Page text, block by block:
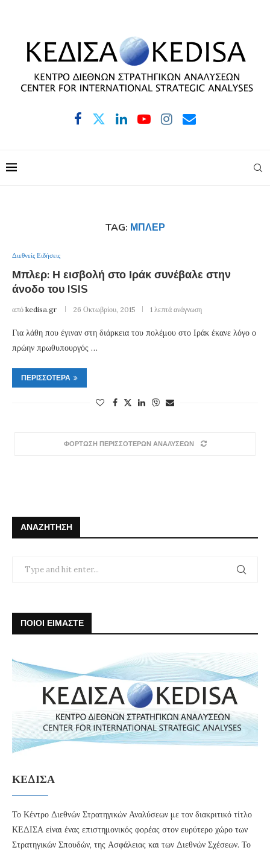
TAG: ΜΠΛΕΡ
Διεθνείς Ειδήσεις
Μπλερ: Η εισβολή στο Ιράκ συνέβαλε στην
άνοδο του ISIS
από kedisa.gr 26 Οκτωβρίου, 2015 1 λεπτά ανάγνωση
Για λάθη που έγιναν στη διάρκεια του πολέμου στο Ιράκ έκανε λόγο ο
πρώην πρωθυπουργός …
ΠΕΡΙΣΣΌΤΕΡΑ
ΦΟΡΤΩΣΗ ΠΕΡΙΣΣΟΤΕΡΩΝ ΑΝΑΛΥΣΕΩΝ
ΑΝΑΖΉΤΗΣΗ
ΠΟΙΟΙ ΕΙΜΑΣΤΕ
ΚΕΔΙΣΑ
Το Κέντρο Διεθνών Στρατηγικών Αναλύσεων με τον διακριτικό τίτλο
ΚΕΔΙΣΑ είναι ένας επιστημονικός φορέας στον ευρύτερο χώρο των
Στρατηγικών Σπουδών, της Ασφάλειας και των Διεθνών Σχέσεων. Το